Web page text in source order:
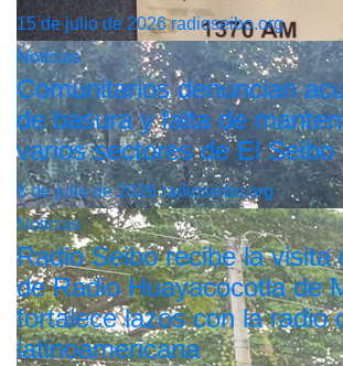
15 de julio de 2026radioseibo.org
Noticias
Comunitarios denuncian
de basura y falta de
varios sectores de El Seibo
8 de julio de 2026radioseibo.org
Noticias
Radio Seibo recibe la visita
de Radio Huayacocotla de
fortalece lazos con la radio
latinoamericana